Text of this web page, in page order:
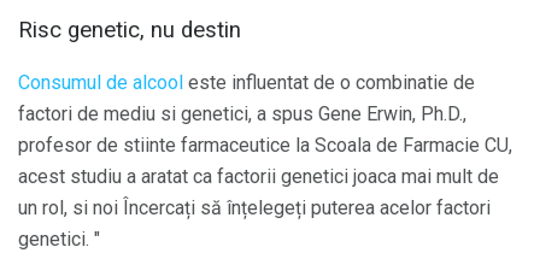
Risc genetic, nu destin
Consumul de alcool este influentat de o combinatie de
factori de mediu si genetici, a spus Gene Erwin, Ph.D.,
profesor de stiinte farmaceutice la Scoala de Farmacie CU,
acest studiu a aratat ca factorii genetici joaca mai mult de
un rol, si noi Încercați să înțelegeți puterea acelor factori
genetici. "